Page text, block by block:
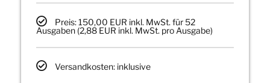
Preis: 150,00 EUR inkl. MwSt. für 52
Ausgaben (2,88 EUR inkl. MwSt. pro Ausgabe)
Versandkosten: inklusive